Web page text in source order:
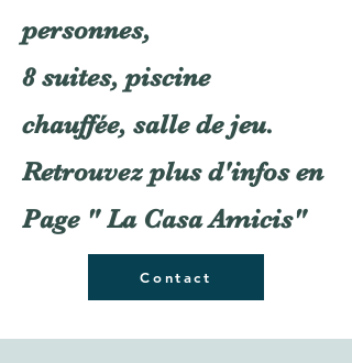
personnes,
8 suites, piscine
chauffée, salle de jeu.
Retrouvez plus d'infos en
Page " La Casa Amicis"
Contact